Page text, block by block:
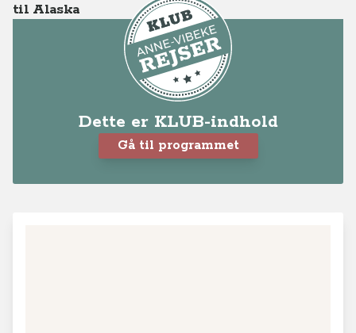
til Alaska
Dette er KLUB-indhold
Gå til programmet